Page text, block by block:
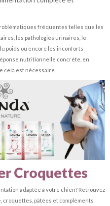
fréquentes telles que les
les pathologies urinaires, le
poids ou encore les inconforts
nutritionnelle concrète, en
cela est nécessaire.
Croquettes
adaptée à votre chien? Retrouvez
croquettes, pâtées et compléments